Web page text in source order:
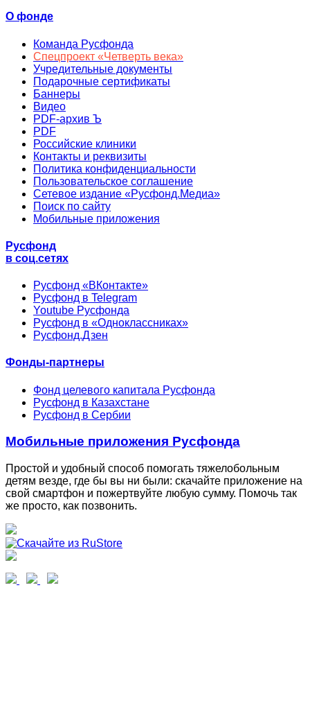
О фонде
Команда Русфонда
Спецпроект «Четверть века»
Учредительные документы
Подарочные сертификаты
Баннеры
Видео
PDF-архив Ъ
PDF
Российские клиники
Контакты и реквизиты
Политика конфиденциальности
Пользовательское соглашение
Сетевое издание «Русфонд.Медиа»
Поиск по сайту
Мобильные приложения
Русфонд
в соц.сетях
Русфонд «ВКонтакте»
Русфонд в Telegram
Youtube Русфонда
Русфонд в «Одноклассниках»
Русфонд.Дзен
Фонды-партнеры
Фонд целевого капитала Русфонда
Русфонд в Казахстане
Русфонд в Сербии
Мобильные приложения Русфонда
Простой и удобный способ помогать тяжелобольным
детям везде, где бы вы ни были: скачайте приложение на
свой смартфон и пожертвуйте любую сумму. Помочь так
же просто, как позвонить.